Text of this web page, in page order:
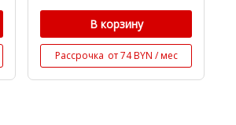
В корзину
Рассрочка от 74 BYN / мес